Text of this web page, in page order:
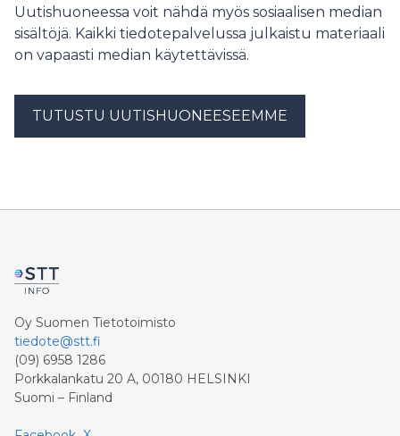
Uutishuoneessa voit nähdä myös sosiaalisen median
sisältöjä. Kaikki tiedotepalvelussa julkaistu materiaali
on vapaasti median käytettävissä.
TUTUSTU UUTISHUONEESEEMME
Oy Suomen Tietotoimisto
tiedote@stt.fi
(09) 6958 1286
Porkkalankatu 20 A, 00180 HELSINKI
Suomi – Finland